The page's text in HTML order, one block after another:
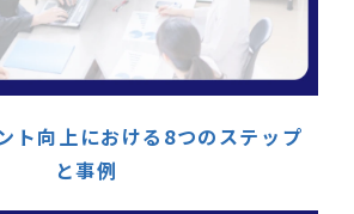
ト向上における8つのステップ
と事例